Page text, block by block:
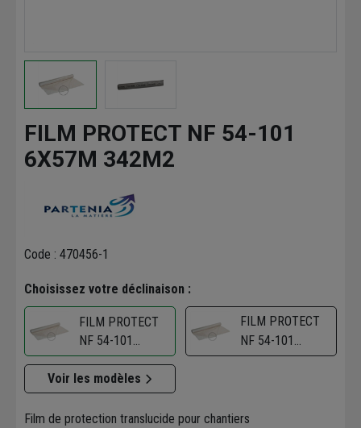
FILM PROTECT NF 54-101
6X57M 342M2
Code : 470456-1
Choisissez votre déclinaison :
FILM PROTECT
NF 54-101
6X57M 342M2
FILM PROTECT
NF 54-101
3X50M 150M2
Voir les modèles
Film de protection translucide pour chantiers